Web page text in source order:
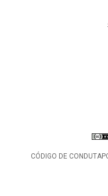
CÓDIGO DE CONDUTA